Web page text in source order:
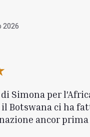
2026
Simona per
Botswana ci ha
ancor